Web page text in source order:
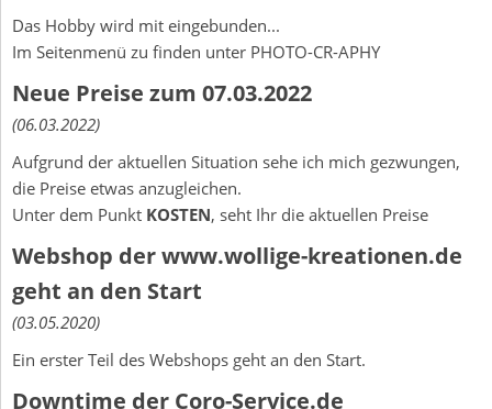
Das Hobby wird mit eingebunden...
Im Seitenmenü zu finden unter PHOTO-CR-APHY
Neue Preise zum 07.03.2022
(06.03.2022)
Aufgrund der aktuellen Situation sehe ich mich gezwungen,
die Preise etwas anzugleichen.
Unter dem Punkt KOSTEN, seht Ihr die aktuellen Preise
Webshop der www.wollige-kreationen.de
geht an den Start
(03.05.2020)
Ein erster Teil des Webshops geht an den Start.
Downtime der Coro-Service.de